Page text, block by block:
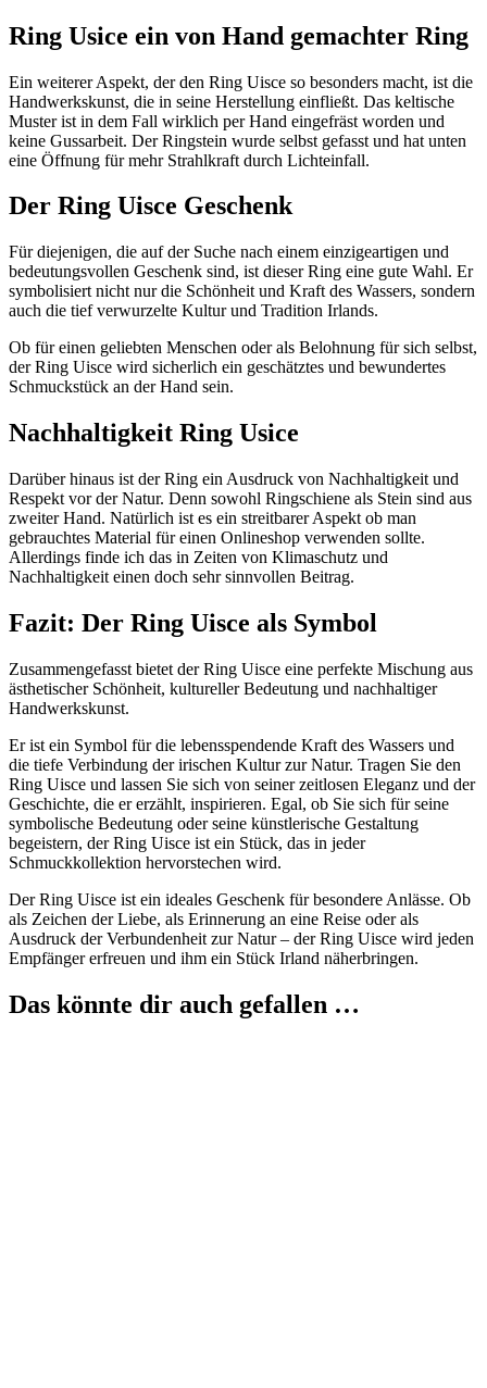
Ring Usice ein von Hand gemachter Ring
Ein weiterer Aspekt, der den Ring Uisce so besonders macht, ist die
Handwerkskunst, die in seine Herstellung einfließt. Das keltische
Muster ist in dem Fall wirklich per Hand eingefräst worden und
keine Gussarbeit. Der Ringstein wurde selbst gefasst und hat unten
eine Öffnung für mehr Strahlkraft durch Lichteinfall.
Der Ring Uisce Geschenk
Für diejenigen, die auf der Suche nach einem einzigeartigen und
bedeutungsvollen Geschenk sind, ist dieser Ring eine gute Wahl. Er
symbolisiert nicht nur die Schönheit und Kraft des Wassers, sondern
auch die tief verwurzelte Kultur und Tradition Irlands.
Ob für einen geliebten Menschen oder als Belohnung für sich selbst,
der Ring Uisce wird sicherlich ein geschätztes und bewundertes
Schmuckstück an der Hand sein.
Nachhaltigkeit Ring Usice
Darüber hinaus ist der Ring ein Ausdruck von Nachhaltigkeit und
Respekt vor der Natur. Denn sowohl Ringschiene als Stein sind aus
zweiter Hand. Natürlich ist es ein streitbarer Aspekt ob man
gebrauchtes Material für einen Onlineshop verwenden sollte.
Allerdings finde ich das in Zeiten von Klimaschutz und
Nachhaltigkeit einen doch sehr sinnvollen Beitrag.
Fazit: Der Ring Uisce als Symbol
Zusammengefasst bietet der Ring Uisce eine perfekte Mischung aus
ästhetischer Schönheit, kultureller Bedeutung und nachhaltiger
Handwerkskunst.
Er ist ein Symbol für die lebensspendende Kraft des Wassers und
die tiefe Verbindung der irischen Kultur zur Natur. Tragen Sie den
Ring Uisce und lassen Sie sich von seiner zeitlosen Eleganz und der
Geschichte, die er erzählt, inspirieren. Egal, ob Sie sich für seine
symbolische Bedeutung oder seine künstlerische Gestaltung
begeistern, der Ring Uisce ist ein Stück, das in jeder
Schmuckkollektion hervorstechen wird.
Der Ring Uisce ist ein ideales Geschenk für besondere Anlässe. Ob
als Zeichen der Liebe, als Erinnerung an eine Reise oder als
Ausdruck der Verbundenheit zur Natur – der Ring Uisce wird jeden
Empfänger erfreuen und ihm ein Stück Irland näherbringen.
Das könnte dir auch gefallen …